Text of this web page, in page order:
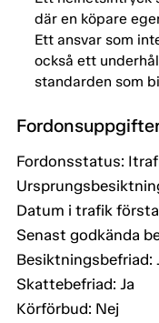
där en köpare
Ett ansvar som
också ett
standarden som
Fordonsstatus:
Datum i trafik
Senast godkända
Besiktningsbefriad:
Skattebefriad: Ja
Körförbud: Nej